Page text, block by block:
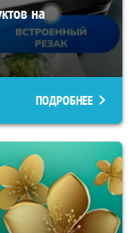
на
ПОДРОБНЕЕ